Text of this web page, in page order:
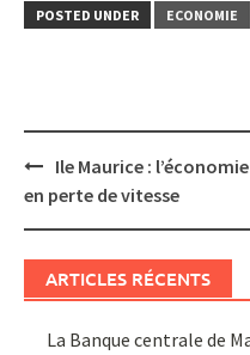
POSTED UNDER ECONOMIE
Post
navigation
Ile Maurice : l’économie
en perte de vitesse
ARTICLES RÉCENTS
La Banque centrale de